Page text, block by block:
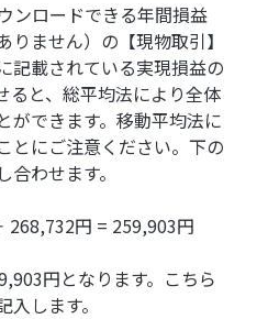
ンロードできる年間損益
ません）の【現物取引】
記載されている実現損益の
ると、総平均法により全体
ができます。移動平均法に
とにご注意ください。下の
わせます。
268,732円 = 259,903円
円となります。こちら
します。